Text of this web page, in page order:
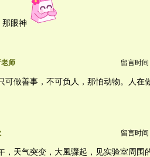
那眼神
师 留言时间
可做善事，不可负人，那怕动物。人在
留言时间
，天气突变，大風骤起，见实验室周围